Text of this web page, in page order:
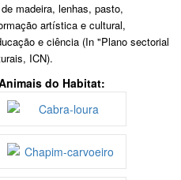
madeira, lenhas, pasto,
artística e cultural,
e ciência (In "Plano sectorial
ICN).
do Habitat: